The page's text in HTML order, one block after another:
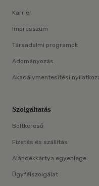
Karrier
Impresszum
Társadalmi programok
Adományozás
Akadálymentesítési
Szolgáltatás
Boltkereső
Fizetés és szállítás
Ajándékkártya egyenlege
Ügyfélszolgálat